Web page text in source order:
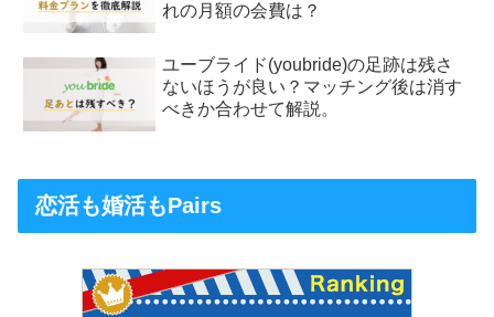
れの月額の会費は？
ユーブライド(youbride)の足跡は残さ
ないほうが良い？マッチング後は消す
べきか合わせて解説。
恋活も婚活もPairs